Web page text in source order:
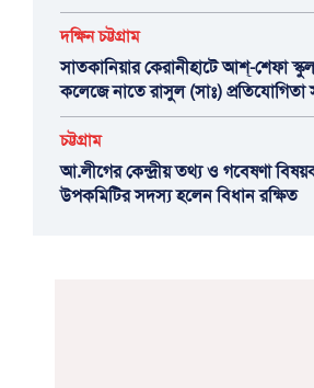
দক্ষিন চট্টগ্রাম
সাতকানিয়ার কেরানীহাটে আশ্-শেফা
কলেজে নাতে রাসুল (সাঃ) প্রতিযোগিতা
চট্টগ্রাম
আ.লীগের কেন্দ্রীয় তথ্য ও গবেষণা
উপকমিটির সদস্য হলেন বিধান রক্ষিত